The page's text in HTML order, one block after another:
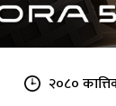
२०८०